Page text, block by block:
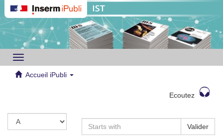
Toggle
navigation
Accueil iPubli
Ecoutez
Valider